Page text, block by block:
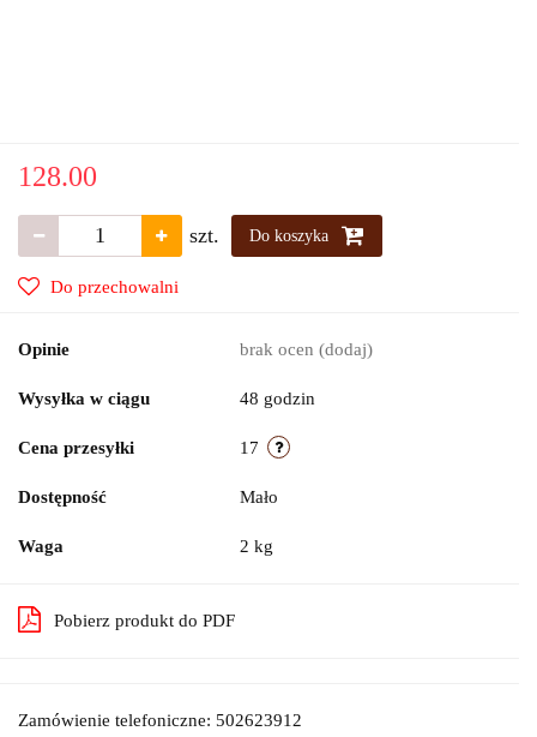
128.00
szt. Do koszyka
Do przechowalni
Opinie brak ocen (dodaj)
Wysyłka w ciągu 48 godzin
Cena przesyłki 17
Dostępność Mało
Waga 2 kg
Pobierz produkt do PDF
Zamówienie telefoniczne: 502623912